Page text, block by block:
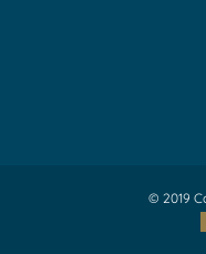
© 2019